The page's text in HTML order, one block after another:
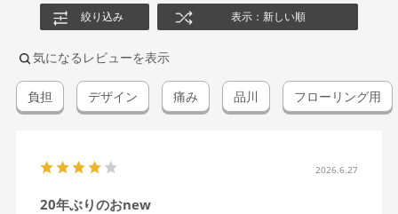
絞り込み 表示：新しい順
気になるレビューを表示
負担 デザイン 痛み 品川 フローリング用
2026.6.27
20年ぶりのおnew